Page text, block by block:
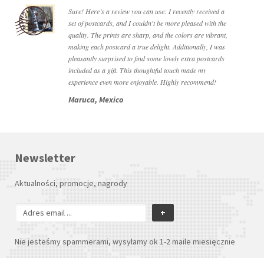
Sure! Here’s a review you can use: I recently received a
set of postcards, and I couldn't be more pleased with the
quality. The prints are sharp, and the colors are vibrant,
making each postcard a true delight. Additionally, I was
pleasantly surprised to find some lovely extra postcards
included as a gift. This thoughtful touch made my
experience even more enjoyable. Highly recommend!
Maruca, Mexico
Newsletter
Aktualności, promocje, nagrody
+
Nie jesteśmy spammerami, wysyłamy ok 1-2 maile miesięcznie